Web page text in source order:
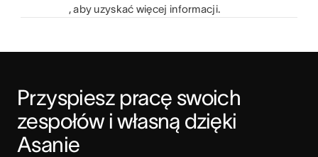
, aby uzyskać więcej informacji.
Przyspiesz pracę swoich
zespołów i własną dzięki
Asanie